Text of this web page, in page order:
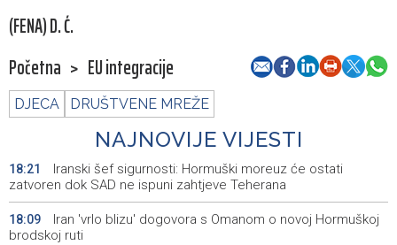
(FENA) D. Ć.
Početna > EU integracije
DJECA DRUŠTVENE MREŽE
NAJNOVIJE VIJESTI
18:21
Iranski šef sigurnosti: Hormuški moreuz će ostati
zatvoren dok SAD ne ispuni zahtjeve Teherana
18:09
Iran 'vrlo blizu' dogovora s Omanom o novoj Hormuškoj
brodskoj ruti